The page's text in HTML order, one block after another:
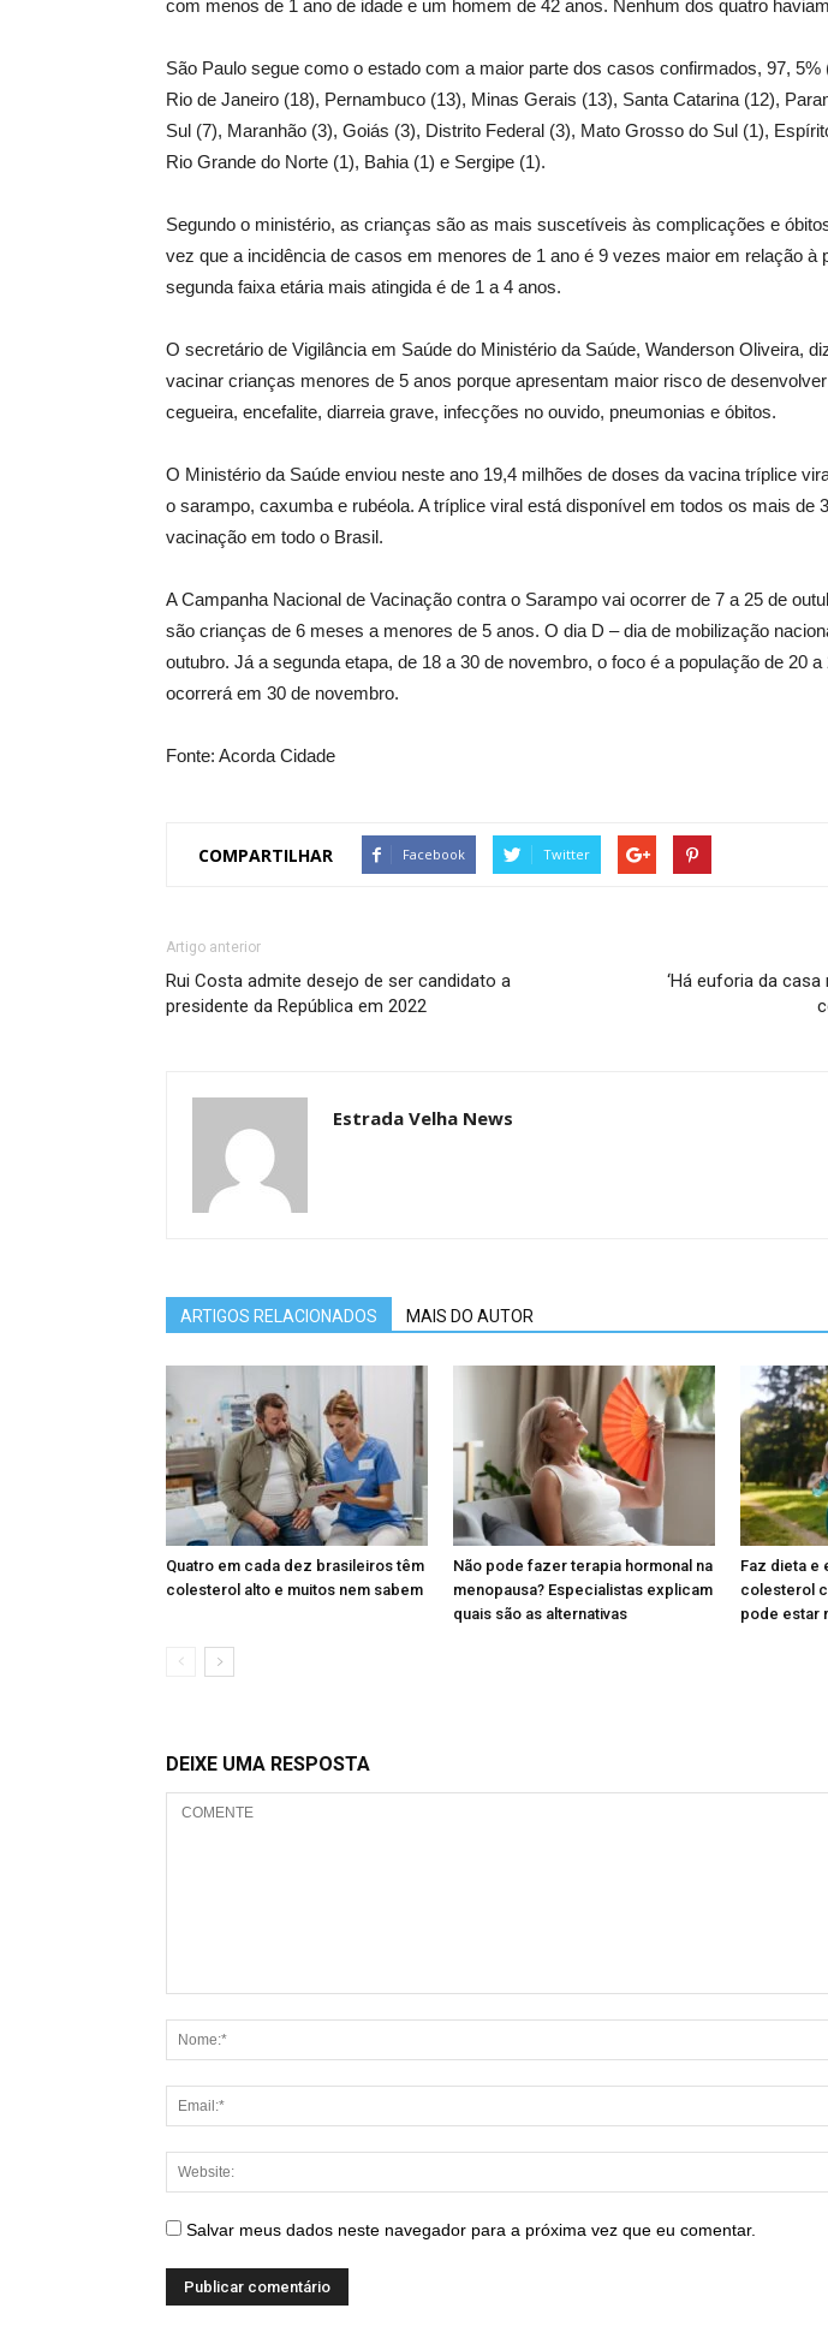
com menos de 1 ano de idade e um homem de 42 anos. Nenhum dos quatro
São Paulo segue como o estado com a maior parte dos casos confirmados, 97, 5%
Rio de Janeiro (18), Pernambuco (13), Minas Gerais (13), Santa Catarina (12),
Sul (7), Maranhão (3), Goiás (3), Distrito Federal (3), Mato Grosso do Sul (1),
Rio Grande do Norte (1), Bahia (1) e Sergipe (1).
Segundo o ministério, as crianças são as mais suscetíveis às complicações e
vez que a incidência de casos em menores de 1 ano é 9 vezes maior em relação à
segunda faixa etária mais atingida é de 1 a 4 anos.
O secretário de Vigilância em Saúde do Ministério da Saúde, Wanderson Oliveira,
vacinar crianças menores de 5 anos porque apresentam maior risco de
cegueira, encefalite, diarreia grave, infecções no ouvido, pneumonias e óbitos.
O Ministério da Saúde enviou neste ano 19,4 milhões de doses da vacina tríplice
o sarampo, caxumba e rubéola. A tríplice viral está disponível em todos os mais de
vacinação em todo o Brasil.
A Campanha Nacional de Vacinação contra o Sarampo vai ocorrer de 7 a 25 de
são crianças de 6 meses a menores de 5 anos. O dia D – dia de mobilização
outubro. Já a segunda etapa, de 18 a 30 de novembro, o foco é a população de 20
ocorrerá em 30 de novembro.
Fonte: Acorda Cidade
COMPARTILHAR Facebook Twitter
Artigo anterior
Rui Costa admite desejo de ser candidato a
presidente da República em 2022
‘Há euforia da
Estrada Velha News
ARTIGOS RELACIONADOS MAIS DO AUTOR
Quatro em cada dez brasileiros têm
colesterol alto e muitos nem sabem
Não pode fazer terapia hormonal na
menopausa? Especialistas explicam
quais são as alternativas
Faz dieta e
colesterol
pode estar
DEIXE UMA RESPOSTA
Salvar meus dados neste navegador para a próxima vez que eu comentar.